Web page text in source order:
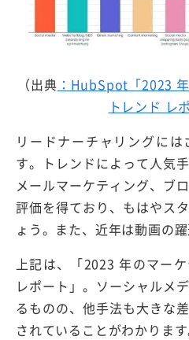
（出典 ：HubSpot「2023
トレンド レ
リードナーチャリングに
す。トレンドによって人気
メールマーケティング、ブ
評価を得ており、もはやス
ょう。また、近年は動画の躍
上記は、「2023 年のマー
レポート」。ソーシャルメ
るものの、他手法も大きな
されていることがわかります